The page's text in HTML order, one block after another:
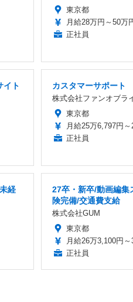
東京都
月給28万円～50万
正社員
イト
カスタマーサポート
株式会社ファンオブラ
東京都
月給25万6,797円
正社員
経
27卒・新卒/動画編集
険完備/交通費支給
株式会社GUM
東京都
月給26万3,100円～
正社員